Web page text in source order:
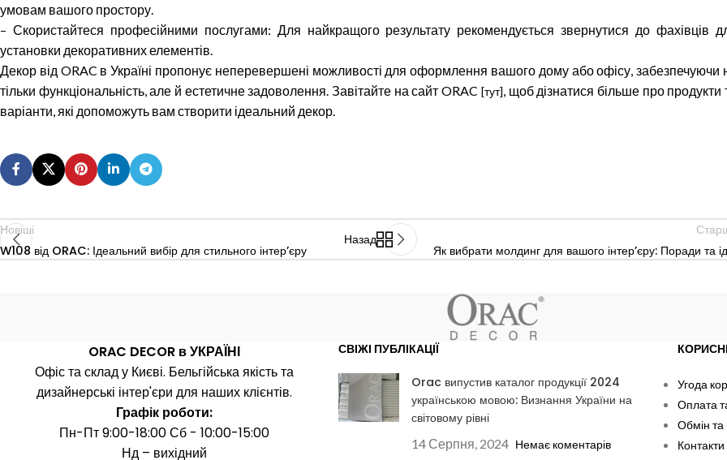
умовам вашого простору.
– Скористайтеся професійними послугами: Для найкращого результату рекомендується звернутися до фахівців
установки декоративних елементів.
Декор від ORAC в Україні пропонує неперевершені можливості для оформлення вашого дому або офісу, забезпечуючи
тільки функціональність, але й естетичне задоволення. Завітайте на сайт ORAC [тут], щоб дізнатися більше про продукти
варіанти, які допоможуть вам створити ідеальний декор.
Новіші
W108 від ORAC: Ідеальний вибір для стильного інтер’єру
Назад
Як вибрати молдинг для вашого інтер’єру: Поради та
ORAC DECOR в УКРАЇНІ
Офіс та склад у Києві. Бельгійська якість та
дизайнерські інтер'єри для наших клієнтів.
Графік роботи:
Пн-Пт 9:00-18:00 Сб - 10:00-15:00
Нд – вихідний
СВІЖІ ПУБЛІКАЦІЇ
Orac випустив каталог продукції 2024
українською мовою: Визнання України на
світовому рівні
14 Серпня, 2024 Немає коментарів
Угода
Оплата
Обмін
Контакти